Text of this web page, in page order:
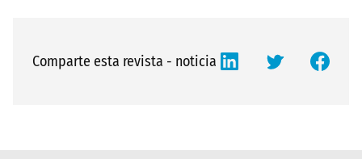
Comparte esta revista - noticia